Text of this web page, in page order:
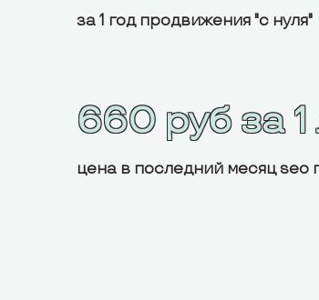
за 1 год продвижения "с нуля"
660 руб за 1
цена в последний месяц seo